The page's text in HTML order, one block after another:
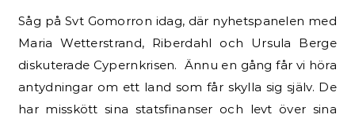
Såg på Svt Gomorron idag, där nyhetspanelen med
Maria Wetterstrand, Riberdahl och Ursula Berge
diskuterade Cypernkrisen. Ännu en gång får vi höra
antydningar om ett land som får skylla sig själv. De
har misskött sina statsfinanser och levt över sina